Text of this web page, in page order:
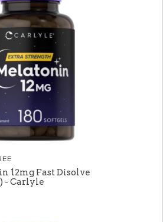
12mg Fast Disolve
- Carlyle